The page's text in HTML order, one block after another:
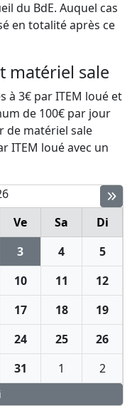
du BdE. Auquel cas
en totalité après ce
matériel sale
à 3€ par ITEM loué et
de 100€ par jour
de matériel sale
ITEM loué avec un
Ve Sa
Di
3 4
5
10 11
12
17 18
19
24 25
26
31 1 2